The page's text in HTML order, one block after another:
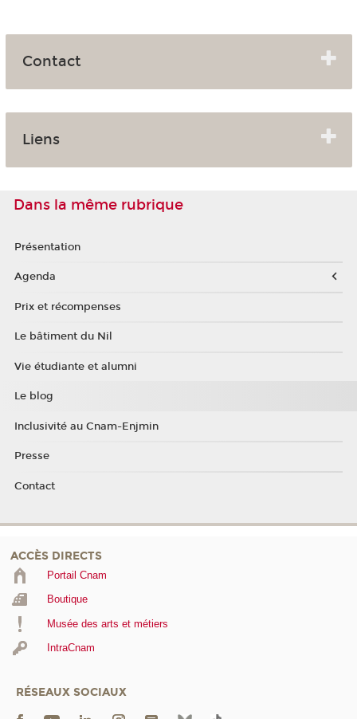
Contact
Liens
Dans la même rubrique
Présentation
Agenda
Prix et récompenses
Le bâtiment du Nil
Vie étudiante et alumni
Le blog
Inclusivité au Cnam-Enjmin
Presse
Contact
ACCÈS DIRECTS
Portail Cnam
Boutique
Musée des arts et métiers
IntraCnam
RÉSEAUX SOCIAUX